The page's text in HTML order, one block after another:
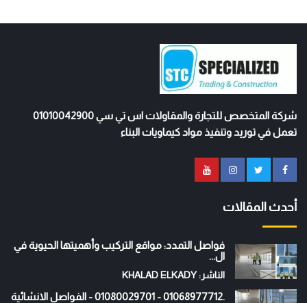
شركة المتخصص للتجارة والمقاولات اس تي سي 01010042900
تعمل في توريد وتنفيذ مواد كيماويات البناء
أحدث المقالات
فواصل التمدد: مواقع التركيب وأهميتها الحيوية في
ال...
الناشر: KHALAD ELKADY
.01068977712 - 01080029701 - الفواصل الانشائية